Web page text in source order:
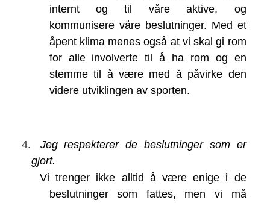
internt og til våre aktive, og
kommunisere våre beslutninger. Med et
åpent klima menes også at vi skal gi rom
for alle involverte til å ha rom og en
stemme til å være med å påvirke den
videre utviklingen av sporten.
4.
Jeg respekterer de beslutninger som er
gjort.
Vi trenger ikke alltid å være enige i de
beslutninger som fattes, men vi må